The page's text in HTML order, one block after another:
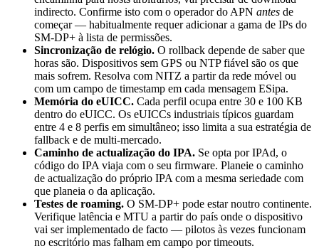
indirecto. Confirme isto com o operador do APN antes de
começar — habitualmente requer adicionar a gama de IPs do
SM-DP+ à lista de permissões.
Sincronização de relógio. O rollback depende de saber que
horas são. Dispositivos sem GPS ou NTP fiável são os que
mais sofrem. Resolva com NITZ a partir da rede móvel ou
com um campo de timestamp em cada mensagem ESipa.
Memória do eUICC. Cada perfil ocupa entre 30 e 100 KB
dentro do eUICC. Os eUICCs industriais típicos guardam
entre 4 e 8 perfis em simultâneo; isso limita a sua estratégia de
fallback e de multi-mercado.
Caminho de actualização do IPA. Se opta por IPAd, o
código do IPA viaja com o seu firmware. Planeie o caminho
de actualização do próprio IPA com a mesma seriedade com
que planeia o da aplicação.
Testes de roaming. O SM-DP+ pode estar noutro continente.
Verifique latência e MTU a partir do país onde o dispositivo
vai ser implementado de facto — pilotos às vezes funcionam
no escritório mas falham em campo por timeouts.